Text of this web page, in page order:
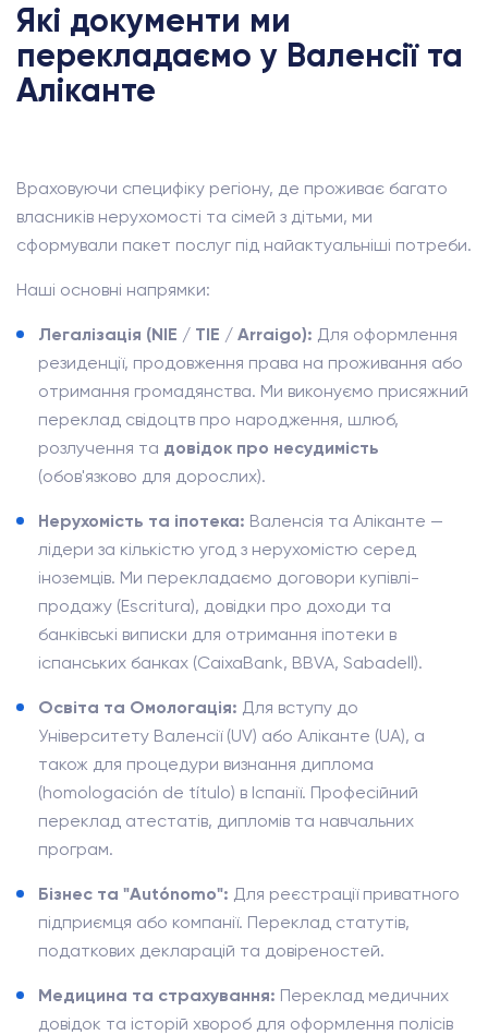
Які документи ми
перекладаємо у Валенсії та
Аліканте
Враховуючи специфіку регіону, де проживає багато
власників нерухомості та сімей з дітьми, ми
сформували пакет послуг під найактуальніші потреби.
Наші основні напрямки:
Легалізація (NIE / TIE / Arraigo): Для оформлення
резиденції, продовження права на проживання або
отримання громадянства. Ми виконуємо присяжний
переклад свідоцтв про народження, шлюб,
розлучення та довідок про несудимість
(обов'язково для дорослих).
Нерухомість та іпотека: Валенсія та Аліканте —
лідери за кількістю угод з нерухомістю серед
іноземців. Ми перекладаємо договори купівлі-
продажу (Escritura), довідки про доходи та
банківські виписки для отримання іпотеки в
іспанських банках (CaixaBank, BBVA, Sabadell).
Освіта та Омологація: Для вступу до
Університету Валенсії (UV) або Аліканте (UA), а
також для процедури визнання диплома
(homologación de título) в Іспанії. Професійний
переклад атестатів, дипломів та навчальних
програм.
Бізнес та "Autónomo": Для реєстрації приватного
підприємця або компанії. Переклад статутів,
податкових декларацій та довіреностей.
Медицина та страхування: Переклад медичних
довідок та історій хвороб для оформлення полісів